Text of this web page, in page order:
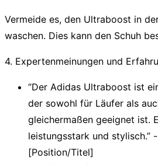
Vermeide es, den Ultraboost in
waschen. Dies kann den Schuh
4. Expertenmeinungen und
“Der Adidas Ultraboost ist
der sowohl für Läufer als
gleichermaßen geeignet ist.
leistungsstark und stylisch.”
[Position/Titel]